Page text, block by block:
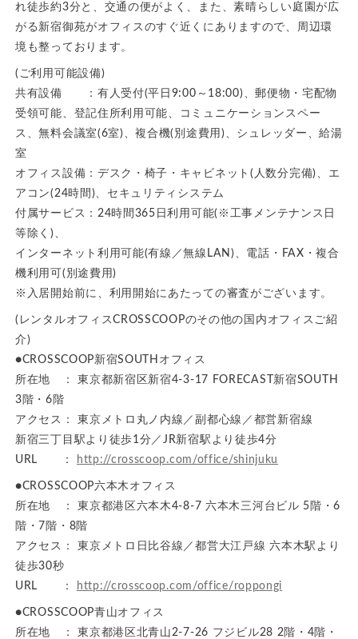
れ徒歩約3分と、交通の便がよく、また、素晴らしい庭園が広
がる新宿御苑がオフィスのすぐ近くにありますので、周辺環
境も整っております。
(ご利用可能設備)
共有設備 ：有人受付(平日9:00～18:00)、郵便物・宅配物
受領可能、登記住所利用可能、コミュニケーションスペー
ス、無料会議室(6室)、複合機(別途費用)、シュレッダー、給湯
室
オフィス設備：デスク・椅子・キャビネット(人数分完備)、エ
アコン(24時間)、セキュリティシステム
付属サービス：24時間365日利用可能(※工事メンテナンス日
等除く)、
インターネット利用可能(有線／無線LAN)、電話・FAX・複合
機利用可(別途費用)
※入居開始前に、利用開始にあたっての審査がございます。
(レンタルオフィスCROSSCOOPのその他の国内オフィスご紹
介)
●CROSSCOOP新宿SOUTHオフィス
所在地 ： 東京都新宿区新宿4-3-17 FORECAST新宿SOUTH
3階・6階
アクセス： 東京メトロ丸ノ内線／副都心線／都営新宿線
新宿三丁目駅より徒歩1分／JR新宿駅より徒歩4分
URL ：
http://crosscoop.com/office/shinjuku
●CROSSCOOP六本木オフィス
所在地 ： 東京都港区六本木4-8-7 六本木三河台ビル 5階・6
階・7階・8階
アクセス： 東京メトロ日比谷線／都営大江戸線 六本木駅より
徒歩30秒
URL ：
http://crosscoop.com/office/roppongi
●CROSSCOOP青山オフィス
所在地 ： 東京都港区北青山2-7-26 フジビル28 2階・4階・